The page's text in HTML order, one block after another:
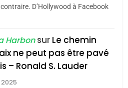
d’Isaac:
pourrait
à 13 pays
latine
JUDAISME
D’Hollywood à Facebook
Harbonsur Le chemin
ne peut pas être pavé
– Ronald S. Lauder
QUI NOUS MANQUE –
: Les amandes de